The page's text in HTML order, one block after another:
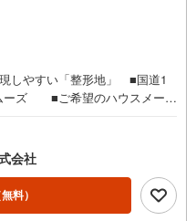
しやすい「整形地」 ■国道1
ーズ ■ご希望のハウスメーカ
パ 松屋不動産販売 のつよみ
・浜松市の4店舗営業中！三河
らおまかせください。新築戸
ョン、土地をお客様のご希望に
！・中古物件のリフォーム実績
会社
無料）